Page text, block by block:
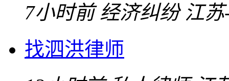
7小时前 经济纠纷 江
找泗洪律师